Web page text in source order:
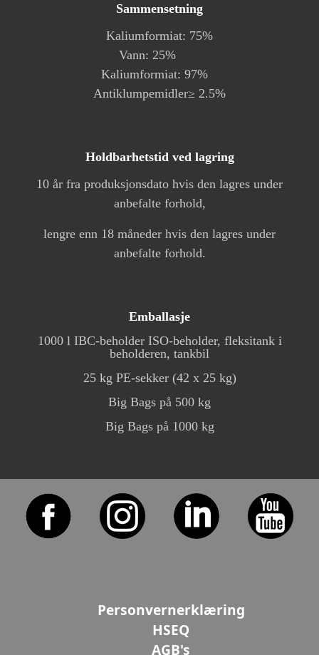
Sammensetning
Kaliumformiat: 75%
Vann: 25%
Kaliumformiat: 97%
Antiklumpemidler≥ 2.5%
Holdbarhetstid ved lagring
10 år fra produksjonsdato hvis den lagres under
anbefalte forhold,
lengre enn 18 måneder hvis den lagres under
anbefalte forhold.
Emballasje
1000 l IBC-beholder ISO-beholder, fleksitank i
beholderen, tankbil
25 kg PE-sekker (42 x 25 kg)
Big Bags på 500 kg
Big Bags på 1000 kg
Personvernerklæring
HSEQ
AGB's